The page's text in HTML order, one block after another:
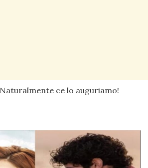
ce lo auguriamo!